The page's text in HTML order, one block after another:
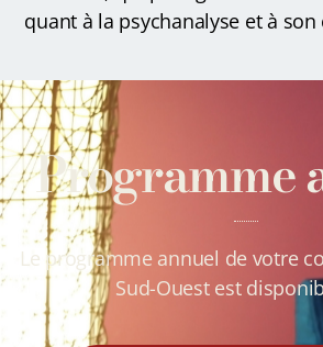
quant à la psychanalyse et à
Programme
Le programme annuel de votre
Sud-Ouest est